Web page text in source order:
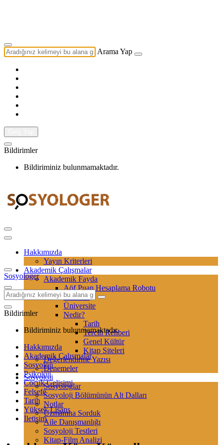
Arama Yap
Bildirimler
Bildiriminiz bulunmamaktadır.
Hakkımızda
Yayın Kriterleri
Akademik Çalışmalar
Akademik Fayda
Aöf Puan Hesaplama Robotu
Sertifika
Üniversite
Nedir?
Tarih
Tercih Rehberi
Genel Kültür
Kitap Siteleri
Değerlendirme Yazısı
Denemeler
Sosyoloji
Sosyologlar
Sosyoloji Bölümünün Alt Dalları
Notlar
Uzmanına Sorduk
Aile Danışmanlığı
Sosyoloji Testleri
Kitap-Film Analizi
Sosyologer
Bildirimler
Bildiriminiz bulunmamaktadır.
Hakkımızda
Akademik Çalışmalar
Sosyoloji
Psikoloji
Çocuk Gelişimi
Felsefe
Tarih
Yüksek Lisans
İletişim